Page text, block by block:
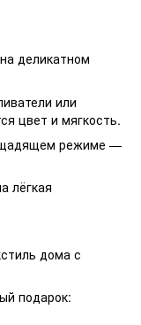
деликатном
или
цвет и мягкость.
щадящем режиме —
лёгкая
дома с
подарок: